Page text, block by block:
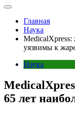
Главная
Наука
уязвимы к
Наука
65 лет